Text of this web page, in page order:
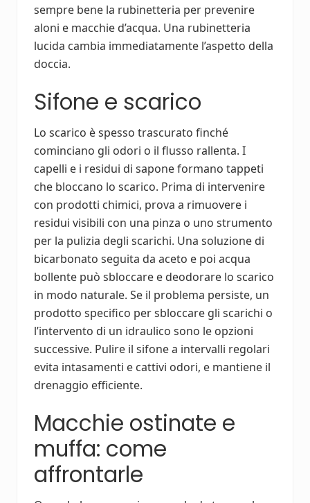
sempre bene la rubinetteria per prevenire
aloni e macchie d’acqua. Una rubinetteria
lucida cambia immediatamente l’aspetto della
doccia.
Sifone e scarico
Lo scarico è spesso trascurato finché
cominciano gli odori o il flusso rallenta. I
capelli e i residui di sapone formano tappeti
che bloccano lo scarico. Prima di intervenire
con prodotti chimici, prova a rimuovere i
residui visibili con una pinza o uno strumento
per la pulizia degli scarichi. Una soluzione di
bicarbonato seguita da aceto e poi acqua
bollente può sbloccare e deodorare lo scarico
in modo naturale. Se il problema persiste, un
prodotto specifico per sbloccare gli scarichi o
l’intervento di un idraulico sono le opzioni
successive. Pulire il sifone a intervalli regolari
evita intasamenti e cattivi odori, e mantiene il
drenaggio efficiente.
Macchie ostinate e
muffa: come
affrontarle